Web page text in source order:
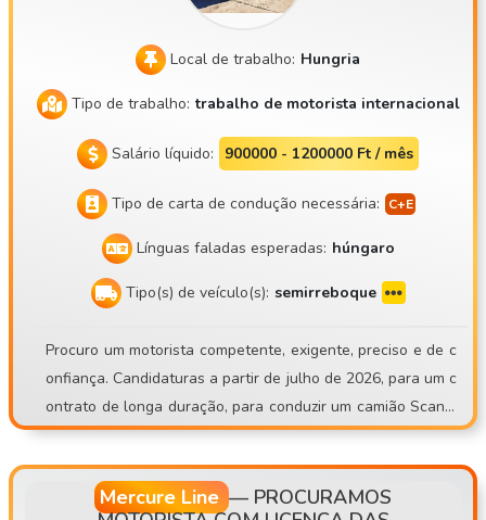
Local de trabalho: Hungria
Tipo de trabalho: trabalho de motorista internacional
Salário líquido: 900000 - 1200000 Ft / mês
Tipo de carta de condução necessária:
Línguas faladas esperadas: húngaro
Tipo(s) de veículo(s): semirreboque
Procuro um motorista competente, exigente, preciso e de c
onfiança. Candidaturas a partir de julho de 2026, para um c
ontrato de longa duração, para conduzir um camião Scania
S500 com semi-reboque frigorífico Schmitz Sko24. Mate Tr
ans Kft. https://matetrans.webnode.hu/ O nosso lema é: «Pr
ofissional ou nada!» Devido à EXPANSÃO DA FROTA, temo
Mercure Line — PROCURAMOS